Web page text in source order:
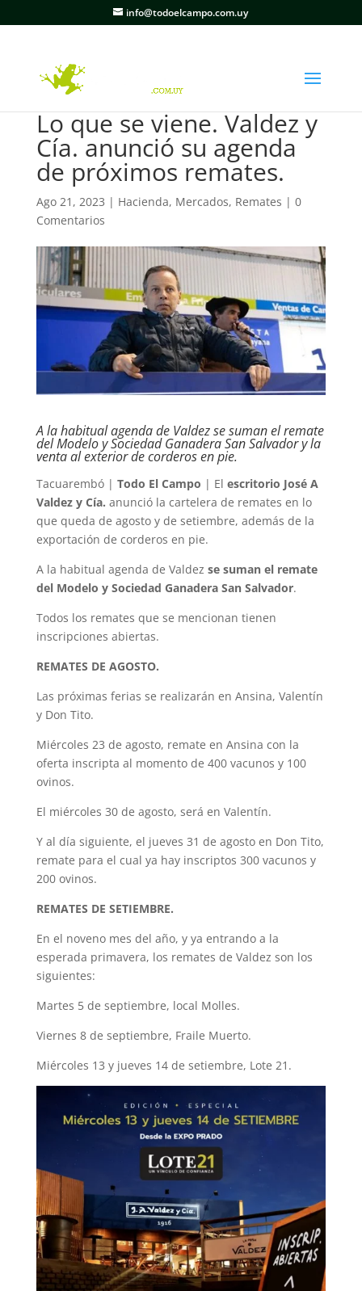
info@todoelcampo.com.uy
Lo que se viene. Valdez y
Cía. anunció su agenda
de próximos remates.
Ago 21, 2023 | Hacienda, Mercados, Remates | 0
Comentarios
A la habitual agenda de Valdez se suman el remate
del Modelo y Sociedad Ganadera San Salvador y la
venta al exterior de corderos en pie.
Tacuarembó | Todo El Campo | El escritorio José A
Valdez y Cía. anunció la cartelera de remates en lo
que queda de agosto y de setiembre, además de la
exportación de corderos en pie.
A la habitual agenda de Valdez se suman el remate
del Modelo y Sociedad Ganadera San Salvador.
Todos los remates que se mencionan tienen
inscripciones abiertas.
REMATES DE AGOSTO.
Las próximas ferias se realizarán en Ansina, Valentín
y Don Tito.
Miércoles 23 de agosto, remate en Ansina con la
oferta inscripta al momento de 400 vacunos y 100
ovinos.
El miércoles 30 de agosto, será en Valentín.
Y al día siguiente, el jueves 31 de agosto en Don Tito,
remate para el cual ya hay inscriptos 300 vacunos y
200 ovinos.
REMATES DE SETIEMBRE.
En el noveno mes del año, y ya entrando a la
esperada primavera, los remates de Valdez son los
siguientes:
Martes 5 de septiembre, local Molles.
Viernes 8 de septiembre, Fraile Muerto.
Miércoles 13 y jueves 14 de setiembre, Lote 21.